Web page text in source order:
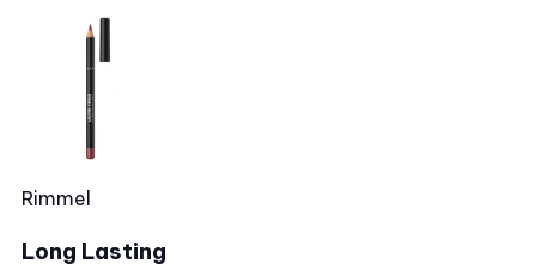
Rimmel
Long Lasting